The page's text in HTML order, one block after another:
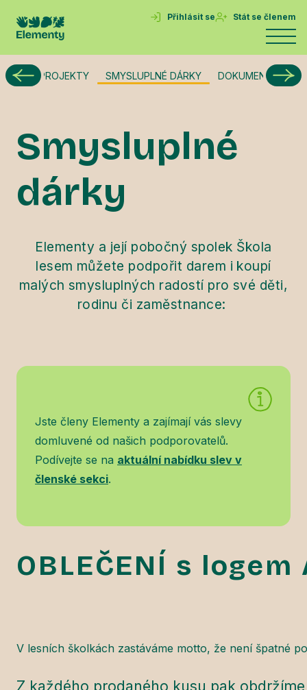
Přihlásit se Stát se členem
PROJEKTY SMYSLUPLNÉ DÁRKY DOKUMENTY A
Smysluplné
dárky
Elementy a její pobočný spolek Škola
lesem můžete podpořit darem i koupí
malých smysluplných radostí pro své děti,
rodinu či zaměstnance:
Jste členy Elementy a zajímají vás slevy
domluvené od našich podporovatelů.
Podívejte se na aktuální nabídku slev v
členské sekci.
OBLEČENÍ s
V lesních školkách zastáváme motto, že není špatné
Z každého prodaného kusu pak